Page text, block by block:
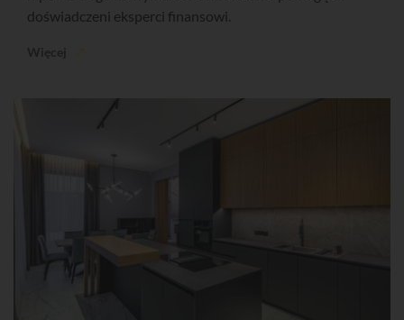
doświadczeni eksperci finansowi.